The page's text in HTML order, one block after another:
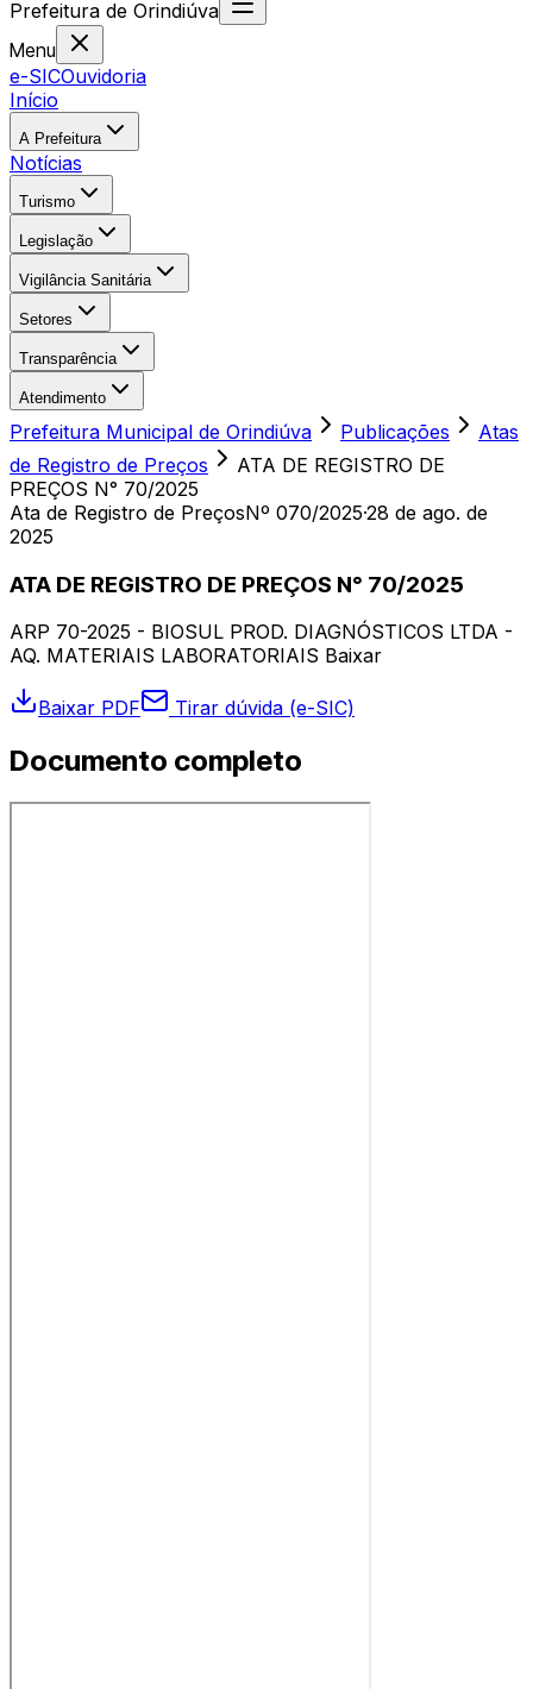
Prefeitura de Orindiúva
Menu
e-SICOuvidoria
Início
A Prefeitura
Notícias
Turismo
Legislação
Vigilância Sanitária
Setores
Transparência
Atendimento
Prefeitura Municipal de Orindiúva Publicações
Atas
de Registro de Preços
ATA DE REGISTRO DE
PREÇOS N° 70/2025
Ata de Registro de PreçosNº 070/2025·28 de ago. de
2025
ATA DE REGISTRO DE PREÇOS N° 70/2025
ARP 70-2025 - BIOSUL PROD. DIAGNÓSTICOS LTDA -
AQ. MATERIAIS LABORATORIAIS Baixar
Baixar PDF Tirar dúvida (e-SIC)
Documento completo